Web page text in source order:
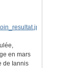
en mars
de Iannis